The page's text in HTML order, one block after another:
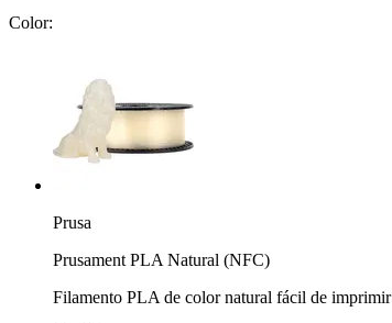
Color:
Prusa
Prusament PLA Natural (NFC)
Filamento PLA de color natural fácil de imprimir